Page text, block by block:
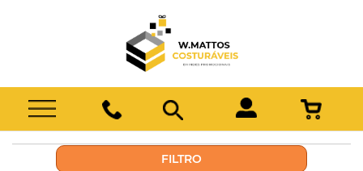
FILTRO